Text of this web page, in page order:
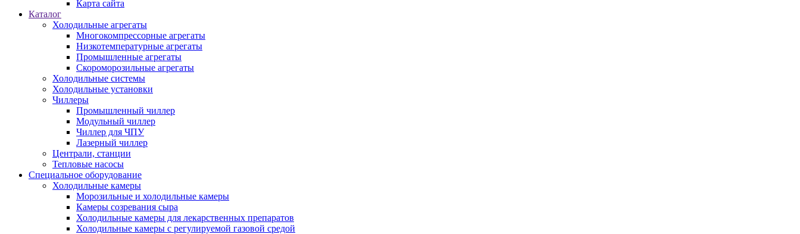
Карта сайта
Каталог
Холодильные агрегаты
Многокомпрессорные агрегаты
Низкотемпературные агрегаты
Промышленные агрегаты
Скороморозильные агрегаты
Холодильные системы
Холодильные установки
Чиллеры
Промышленный чиллер
Модульный чиллер
Чиллер для ЧПУ
Лазерный чиллер
Централи, станции
Тепловые насосы
Специальное оборудование
Холодильные камеры
Морозильные и холодильные камеры
Камеры созревания сыра
Холодильные камеры для лекарственных препаратов
Холодильные камеры с регулируемой газовой средой